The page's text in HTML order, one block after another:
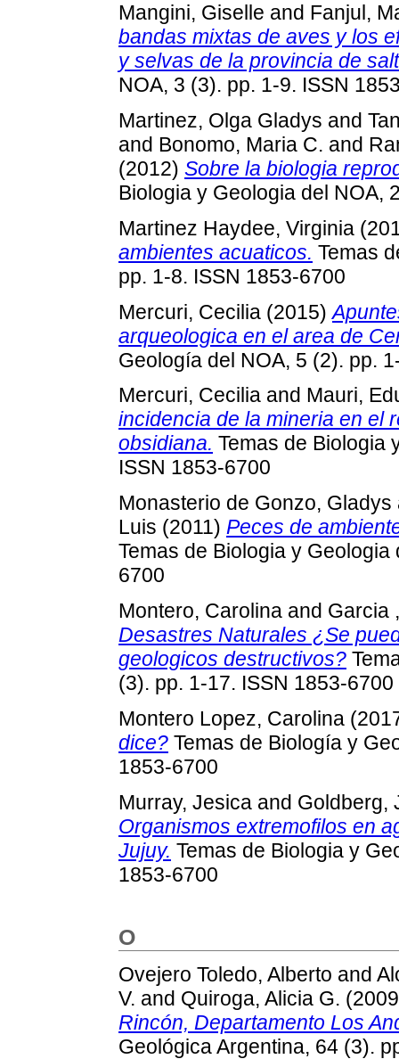
Mangini, Giselle and Fanjul,
bandas mixtas de aves y los
y selvas de la provincia de
NOA, 3 (3). pp. 1-9. ISSN
Martinez, Olga Gladys and
and Bonomo, Maria C. and
(2012) Sobre la biologia
Biologia y Geologia del NOA,
Martinez Haydee, Virginia
ambientes acuaticos. Temas
pp. 1-8. ISSN 1853-6700
Mercuri, Cecilia (2015)
arqueologica en el area de
Geología del NOA, 5 (2). pp.
Mercuri, Cecilia and Mauri,
incidencia de la mineria en el
obsidiana. Temas de Biologia
ISSN 1853-6700
Monasterio de Gonzo, Gladys
Luis (2011) Peces de
Temas de Biologia y
6700
Montero, Carolina and Garcia
Desastres Naturales ¿Se
geologicos destructivos?
(3). pp. 1-17. ISSN 1853-6700
Montero Lopez, Carolina
dice? Temas de Biología y
1853-6700
Murray, Jesica and Goldberg,
Organismos extremofilos en
Jujuy. Temas de Biologia y
1853-6700
O
Ovejero Toledo, Alberto and
V. and Quiroga, Alicia G.
Rincón, Departamento Los
Geológica Argentina, 64 (3).